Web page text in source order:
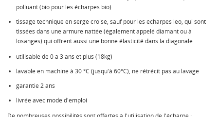
polluant (bio pour les écharpes bio)
tissage technique en sergé croisé, sauf pour les écharpes leo, qui sont
tissées dans une armure nattée (également appelé diamant ou à
losanges) qui offrent aussi une bonne élasticité dans la diagonale
utilisable de 0 à 3 ans et plus (18kg)
lavable en machine à 30 °C (jusqu'à 60°C), ne rétrécit pas au lavage
garantie 2 ans
livrée avec mode d'emploi